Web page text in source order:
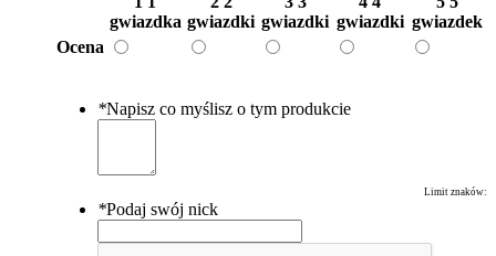
gwiazdka gwiazdki gwiazdki gwiazdki gwiazdek
Ocena
*Napisz co myślisz o tym produkcie
Limit znaków:
*Podaj swój nick